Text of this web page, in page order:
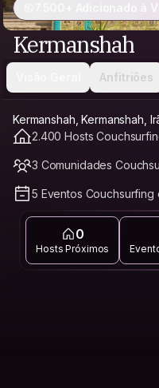
7.500+ Adicionado à
Kermanshah
Anfitriões
Kermanshah, Kermanshah,
2.400 Hosts
3 Comunidades
5 Eventos Couchsurfing
0
Hosts Próximos